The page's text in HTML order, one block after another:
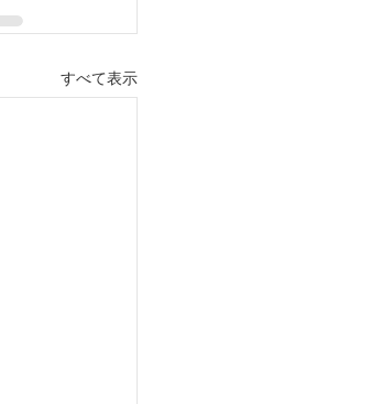
すべて表示